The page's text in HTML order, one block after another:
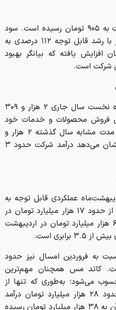
تومان افزایش یافته که بیانگر بهبود
شرکت است.
فروش محصولات و خدمات خود
ثبت کرده است. این رقم در مدت مشابه سال گذشته ۲ هزار و
اردیبهشت سال گذشته به ۶۲ هزار میلیارد تومان در اردیبهشت
است.
به فروردین امسال نیز حدود
است. کاتد مس همچنان مهم‌ترین
می‌شود؛ به‌طوری که تنها از
محل فروش این محصول حدود ۲۸ هزار میلیارد تومان درآمد
کسب شده و درآمد دو ماهه آن به ۳۸ هزار میلیارد تومان رسیده
کاتد در دو ماه ابتدایی سال
است.